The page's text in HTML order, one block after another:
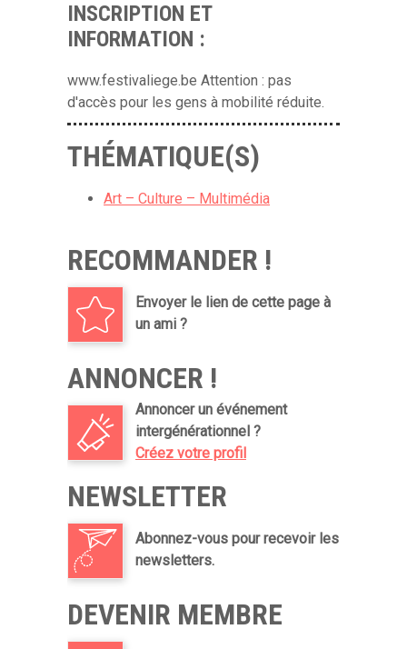
INSCRIPTION ET
INFORMATION :
www.festivaliege.be Attention : pas
d'accès pour les gens à mobilité réduite.
THÉMATIQUE(S)
Art – Culture – Multimédia
RECOMMANDER !
Envoyer le lien de cette page à
un ami ?
ANNONCER !
Annoncer un événement
intergénérationnel ?
Créez votre profil
NEWSLETTER
Abonnez-vous pour recevoir les
newsletters.
DEVENIR MEMBRE